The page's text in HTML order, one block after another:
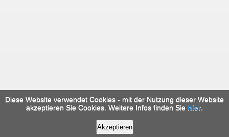
Diese Website verwendet Cookies - mit der Nutzung dieser Website
akzeptieren Sie Cookies. Weitere Infos finden Sie hier.